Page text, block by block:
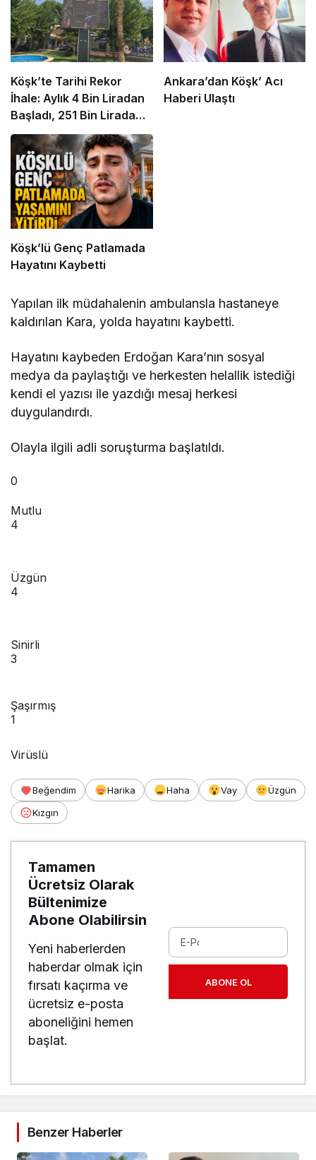
Köşk’te Tarihi Rekor
İhale: Aylık 4 Bin Liradan
Başladı, 251 Bin Lirada
Bitti
Ankara’dan Köşk’ Acı
Haberi Ulaştı
Köşk’lü Genç Patlamada
Hayatını Kaybetti
Yapılan ilk müdahalenin ambulansla hastaneye
kaldırılan Kara, yolda hayatını kaybetti.
Hayatını kaybeden Erdoğan Kara’nın sosyal
medya da paylaştığı ve herkesten helallik istediği
kendi el yazısı ile yazdığı mesaj herkesi
duygulandırdı.
Olayla ilgili adli soruşturma başlatıldı.
0
Mutlu
4
Üzgün
4
Sinirli
3
Şaşırmış
1
Virüslü
Beğendim Harika Haha Vay
Üzgün
Kızgın
Tamamen
Ücretsiz Olarak
Bültenimize
Abone Olabilirsin
Yeni haberlerden
haberdar olmak için
fırsatı kaçırma ve
ücretsiz e-posta
aboneliğini hemen
başlat.
ABONE OL
Benzer Haberler